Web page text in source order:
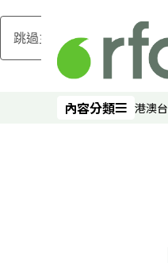
跳過主要內容
內容分類
內容分類 港澳台